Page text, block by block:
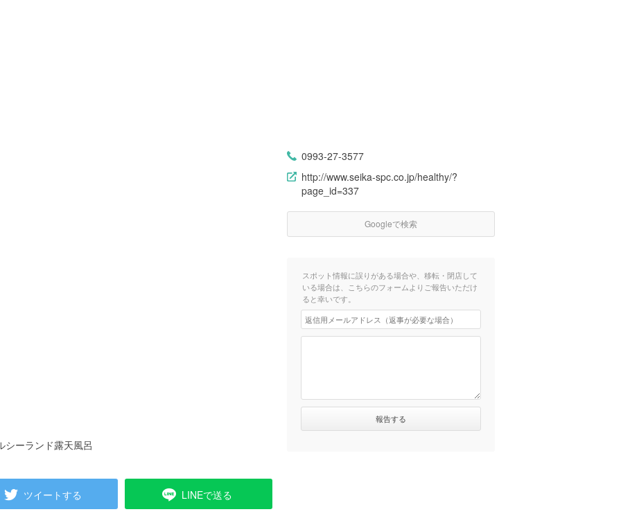
シーランド露天風呂
ツイートする LINEで送る
0993-27-3577
http://www.seika-spc.co.jp/healthy/?
page_id=337
Googleで検索
スポット情報に誤りがある場合や、移転・閉店して
いる場合は、こちらのフォームよりご報告いただけ
ると幸いです。